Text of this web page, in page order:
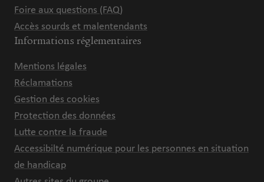
Foire aux questions (FAQ)
Accès sourds et malentendants
Informations réglementaires
Mentions légales
Réclamations
Gestion des cookies
Protection des données
Lutte contre la fraude
Accessibilté numérique pour les personnes en situation
de handicap